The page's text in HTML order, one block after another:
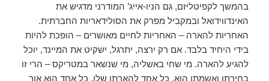
בהמשך לקפיטליזם, גם הניו-אייג’ המודרני מדגיש את
האינדווידואל ובמקביל מפרק את הסולידאריות החברתית.
האחריות להארה – האחריות לחיים מאושרים – הופכת להיות
בידי היחיד בלבד. אם רק ירצה, יתרגל, ישקיט את המיינד, יוכל
להגיע להארה. מי שחי באשליה, מי שנשאר במטריקס – הרי זו
בחירתו ואשמתו הוא. כל אחד להארתו שלו. כל אחד הוא אור